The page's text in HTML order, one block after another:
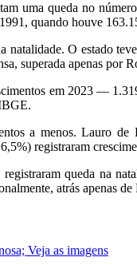
uma queda no
quando houve
O estado
superada apenas
em 2023 —
a menos. Lauro
registraram
queda na
atrás apenas